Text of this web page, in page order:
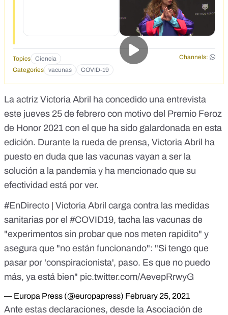
Topics Ciencia
Channels:
Categories
vacunas COVID-19
La actriz Victoria Abril ha concedido una entrevista
este jueves 25 de febrero con motivo del Premio Feroz
de Honor 2021 con el que ha sido galardonada en esta
edición. Durante la rueda de prensa, Victoria Abril ha
puesto en duda que las vacunas vayan a ser la
solución a la pandemia y ha mencionado que su
efectividad está por ver.
#EnDirecto | Victoria Abril carga contra las medidas
sanitarias por el #COVID19, tacha las vacunas de
"experimentos sin probar que nos meten rapidito" y
asegura que "no están funcionando": "Si tengo que
pasar por 'conspiracionista', paso. Es que no puedo
más, ya está bien" pic.twitter.com/AevepRrwyG
— Europa Press (@europapress) February 25, 2021
Ante estas declaraciones, desde la Asociación de